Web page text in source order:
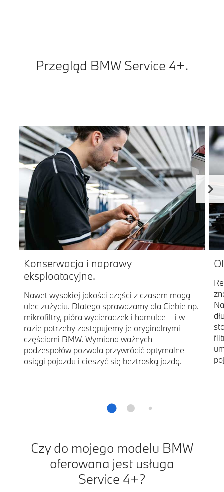
Przegląd BMW Service 4+.
Konserwacja i naprawy
eksploatacyjne.
Nawet wysokiej jakości części z czasem mogą
ulec zużyciu. Dlatego sprawdzamy dla Ciebie np.
mikrofiltry, pióra wycieraczek i hamulce – i w
razie potrzeby zastępujemy je oryginalnymi
częściami BMW. Wymiana ważnych
podzespołów pozwala przywrócić optymalne
osiągi pojazdu i cieszyć się beztroską jazdą.
Czy do mojego modelu BMW
oferowana jest usługa
Service 4+?